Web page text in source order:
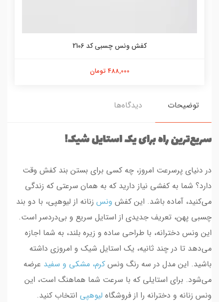
کفش ونس چسبی کد 2106
488,000 تومان
توضیحات دیدگاه‌ها
سریع‌ترین راه برای یک استایل شیک!
در دنیای پرسرعت امروز، چه کسی برای بستن بند کفش وقت
دارد؟ شما به کفشی نیاز دارید که به همان سرعتی که زندگی
می‌کنید، آماده باشد. این کفش ونس زنانه از لیوهپی، با دو بند
چسبی پهن، تعریف جدیدی از استایل سریع و بی‌دردسر است.
این ونس دخترانه، با طراحی ساده و زیره بلند، به شما اجازه
می‌دهد تا در چند ثانیه، یک استایل شیک و امروزی داشته
باشید. این مدل در سه رنگ ونس کرم، مشکی و سفید عرضه
می‌شود. برای استایلی که با سرعت شما هماهنگ است، این
ونس زنانه و دخترانه را از فروشگاه لیوهپی انتخاب کنید.